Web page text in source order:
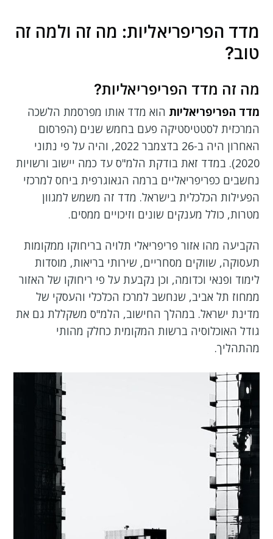
מדד הפריפריאליות: מה זה ולמה זה
טוב?
מה זה מדד הפריפריאליות?
מדד הפריפריאליות הוא מדד אותו מפרסמת הלשכה
המרכזית לסטטיסטיקה פעם בחמש שנים (הפרסום
האחרון היה ב-26 בדצמבר 2022, והיה על פי נתוני
2020). במדד זאת בודקת הלמ"ס עד כמה יישוב ורשויות
נחשבים כפריפריאליים ברמה הגאוגרפית ביחס למרכזי
הפעילות הכלכלית בישראל. מדד זה משמש למגוון
מטרות, כולל מענקים שונים וזיכויים ממסים.
הקביעה מהו אזור פריפריאלי תלויה בריחוקו ממקומות
תעסוקה, שווקים מסחריים, שירותי בריאות, מוסדות
לימוד ופנאי וכדומה, וכן נקבעת על פי ריחוקו של האזור
ממחוז תל אביב, שנחשב למרכז הכלכלי והעסקי של
מדינת ישראל. במהלך החישוב, הלמ"ס משקללת גם את
גודל האוכלוסיה ברשות המקומית כחלק מהותי
מהתהליך.